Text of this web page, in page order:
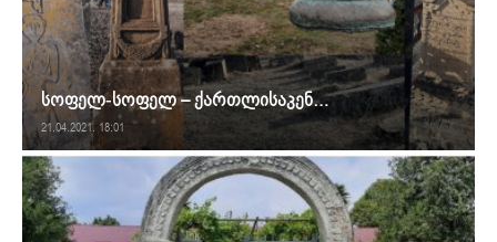
სოფელ-სოფელ – ქართლისაკენ…
21.04.2021. 18:01